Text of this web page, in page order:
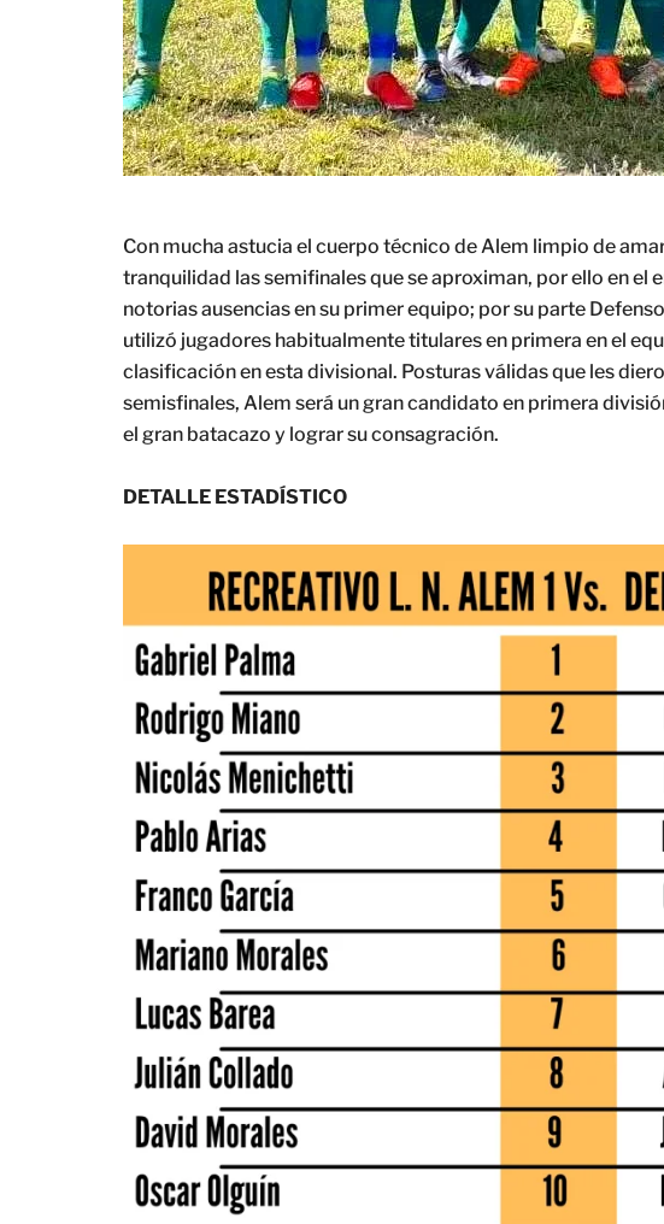
Con mucha astucia el cuerpo técnico de Alem limpio de
tranquilidad las semifinales que se aproximan, por ello en el
notorias ausencias en su primer equipo; por su parte
utilizó jugadores habitualmente titulares en primera en el
clasificación en esta divisional. Posturas válidas que les
semisfinales, Alem será un gran candidato en primera
el gran batacazo y lograr su consagración.
DETALLE ESTADÍSTICO